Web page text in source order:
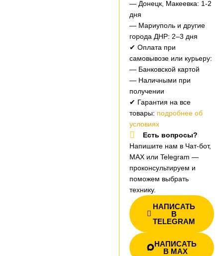
— Донецк, Макеевка: 1-2
дня
— Мариуполь и другие
города ДНР: 2–3 дня
✔ Оплата при
самовывозе или курьеру:
— Банковской картой
— Наличными при
получении
✔ Гарантия на все
товары: подробнее об
условиях
Есть вопросы?
Напишите нам в Чат-бот,
MAX или Telegram —
проконсультируем и
поможем выбрать
технику.
НАПИСАТЬ
В
TELEGRAM
НАПИСАТЬ
В MAX